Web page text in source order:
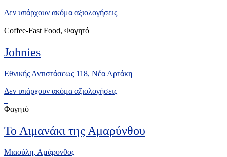
Δεν υπάρχουν ακόμα αξιολογήσεις
Coffee-Fast Food, Φαγητό
Johnies
Εθνικής Αντιστάσεως 118, Νέα Αρτάκη
Δεν υπάρχουν ακόμα αξιολογήσεις
Φαγητό
Το Λιμανάκι της Αμαρύνθου
Μιαούλη, Αμάρυνθος